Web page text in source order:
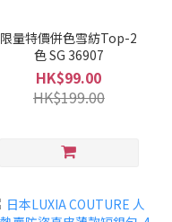
限量特價併色雪紡Top-2
色 SG 36907
HK$99.00
HK$199.00